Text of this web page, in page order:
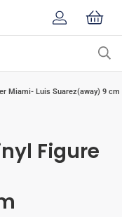
Miami- Luis Suarez(away) 9 cm
Figure